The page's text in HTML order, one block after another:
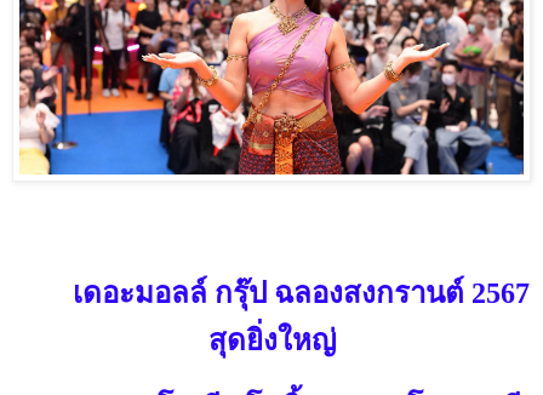
เดอะมอลล์ กรุ๊ป ฉลองสงกรานต์ 2567
สุดยิ่งใหญ่